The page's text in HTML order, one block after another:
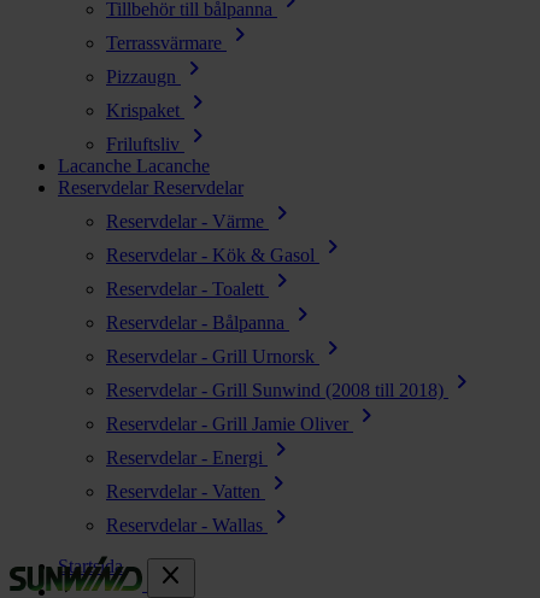
Tillbehör till bålpanna
Terrassvärmare chevron_right
Pizzaugn chevron_right
Krispaket chevron_right
Friluftsliv chevron_right
Lacanche Lacanche
Reservdelar Reservdelar
Reservdelar - Värme
chevron_right
Reservdelar - Kök & Gasol chevron_right
Reservdelar - Toalett chevron_right
Reservdelar - Bålpanna chevron_right
Reservdelar - Grill Urnorsk chevron_right
Reservdelar - Grill Sunwind (2008 till 2018) chevron_right
Reservdelar - Grill Jamie Oliver chevron_right
Reservdelar - Energi chevron_right
Reservdelar - Vatten chevron_right
Reservdelar - Wallas
chevron_right
close
Startsida